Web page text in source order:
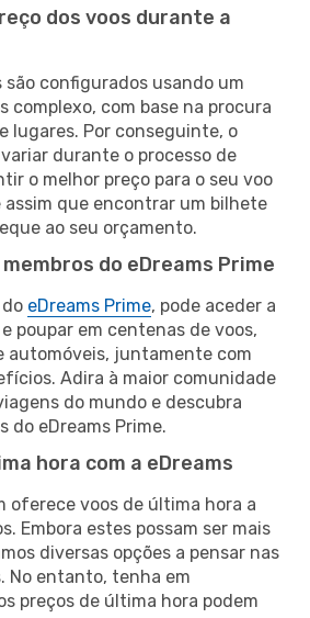
dos voos durante a
são configurados usando um
complexo, com base na procura
lugares. Por conseguinte, o
durante o processo de
o melhor preço para o seu voo
assim que encontrar um bilhete
ao seu orçamento.
do eDreams Prime
eDreams Prime, pode aceder a
poupar em centenas de voos,
automóveis, juntamente com
Adira à maior comunidade
do mundo e descubra
do eDreams Prime.
hora com a eDreams
oferece voos de última hora a
Embora estes possam ser mais
diversas opções a pensar nas
No entanto, tenha em
preços de última hora podem